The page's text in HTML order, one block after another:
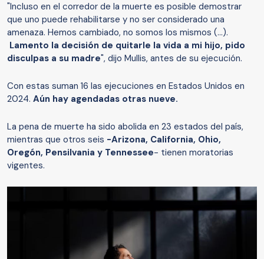
"Incluso en el corredor de la muerte es posible demostrar
que uno puede rehabilitarse y no ser considerado una
amenaza. Hemos cambiado, no somos los mismos (...).
Lamento la decisión de quitarle la vida a mi hijo, pido
disculpas a su madre", dijo Mullis, antes de su ejecución.
Con estas suman 16 las ejecuciones en Estados Unidos en
2024. Aún hay agendadas otras nueve.
La pena de muerte ha sido abolida en 23 estados del país,
mientras que otros seis -Arizona, California, Ohio,
Oregón, Pensilvania y Tennessee- tienen moratorias
vigentes.